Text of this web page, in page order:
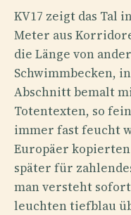
KV17 zeigt das Tal
Meter aus
die Länge von
Schwimmbecken,
Abschnitt bemalt
Totentexten, so
immer fast feucht
Europäer
später für
man versteht
leuchten tiefblau